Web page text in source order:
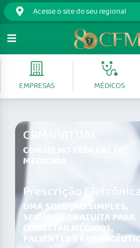
EMPRESAS MÉDICOS
CRM VIRTUAL
CONSELHO FEDERAL DE
MEDICINA
Prescrição
UMA SOLUÇÃO SIMPLES,
SEGURA E GRATUITA PARA
CONECTAR MÉDICOS,
PACIENTES E